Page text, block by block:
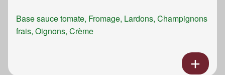
Base sauce tomate, Fromage, Lardons, Champignons
frais, Oignons, Crème